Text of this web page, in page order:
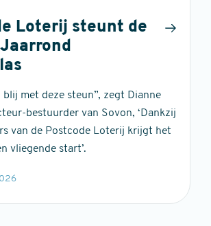
Loterij steunt de
blij met deze steun”, zegt Dianne
bestuurder van Sovon, ‘Dankzij
van de Postcode Loterij krijgt het
vliegende start’.